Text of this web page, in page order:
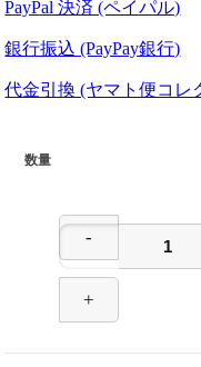
PayPal 決済 (ペイパル)
銀行振込 (PayPay銀行)
代金引換 (ヤマト便コレ
数量
-
+